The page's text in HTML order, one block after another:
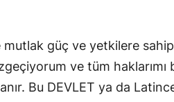
mutlak güç ve yetkilere
ve tüm haklarımı
Bu DEVLET ya da